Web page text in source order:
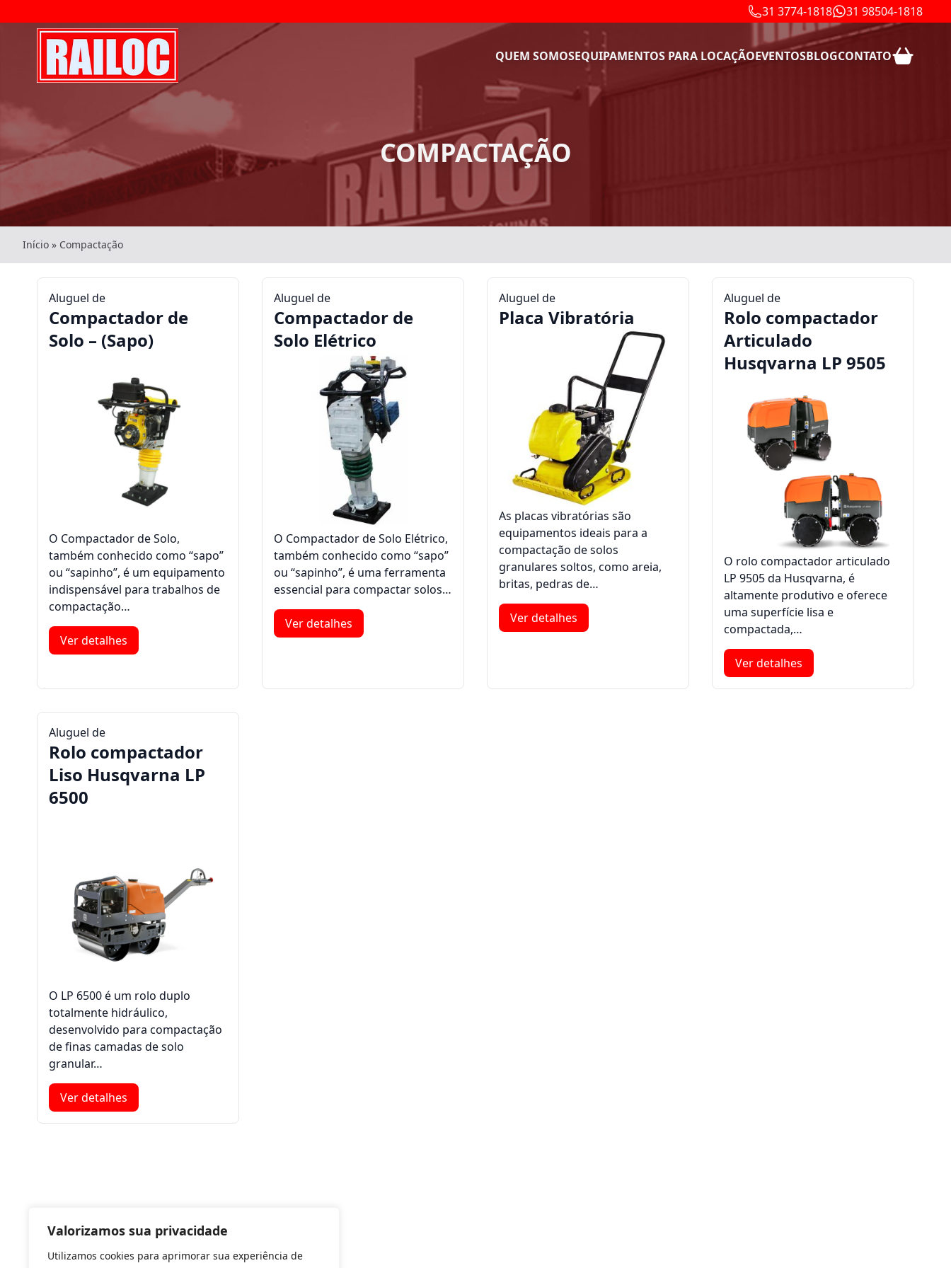
Valorizamos sua privacidade
Utilizamos cookies para aprimorar sua experiência de
31 3774-1818 31 98504-1818
QUEM SOMOSEQUIPAMENTOS PARA LOCAÇÃOEVENTOSBLOGCONTATO
COMPACTAÇÃO
Início » Compactação
Aluguel de
Compactador de
Solo – (Sapo)
O Compactador de Solo,
também conhecido como “sapo”
ou “sapinho”, é um equipamento
indispensável para trabalhos de
compactação…
Ver detalhes
Aluguel de
Compactador de
Solo Elétrico
O Compactador de Solo Elétrico,
também conhecido como “sapo”
ou “sapinho”, é uma ferramenta
essencial para compactar solos…
Ver detalhes
Aluguel de
Placa Vibratória
As placas vibratórias são
equipamentos ideais para a
compactação de solos
granulares soltos, como areia,
britas, pedras de…
Ver detalhes
Aluguel de
Rolo compactador
Articulado
Husqvarna LP 9505
O rolo compactador articulado
LP 9505 da Husqvarna, é
altamente produtivo e oferece
uma superfície lisa e
compactada,…
Ver detalhes
Aluguel de
Rolo compactador
Liso Husqvarna LP
6500
O LP 6500 é um rolo duplo
totalmente hidráulico,
desenvolvido para compactação
de finas camadas de solo
granular…
Ver detalhes